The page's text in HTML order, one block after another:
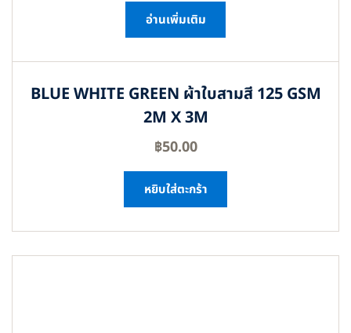
อ่านเพิ่มเติม
BLUE WHITE GREEN ผ้าใบสามสี 125 GSM
2M X 3M
฿50.00
หยิบใส่ตะกร้า